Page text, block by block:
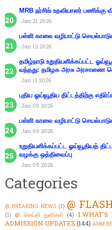
MRB நர்சிங் உதவியாளர்
Jan 21 2026
பள்ளி காலை வழிபாட்டு
Jan 12 2026
தமிழ்நாடு உறுதியளிக்கப்பட்ட
வந்தது: தமிழக அரசு அரசாணை
Jan 11 2026
புதிய ஓய்வூதிய திட்டத்திற்கு
Jan 09 2026
பள்ளி காலை வழிபாட்டு
Jan 09 2026
உறுதியளிக்கப்பட்ட ஓய்வூதியத்
வழக்கு ஒத்திவைப்பு
Jan 09 2026
Categories
@ BREAKING NEWS (1) @
(1) @ செய்தி துளிகள் (4) 1.WHAT'S
ADMISSION UPDATES (144) AHM